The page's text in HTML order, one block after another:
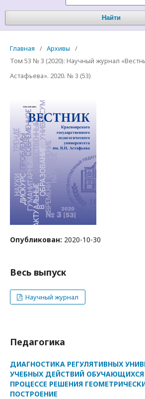
Найти
Главная / Архивы
/
Том 53 № 3 (2020): Научный журнал
Астафьева». 2020. № 3 (53)
Опубликован: 2020-10-30
Весь выпуск
Научный журнал
Педагогика
ДИАГНОСТИКА РЕГУЛЯТИВНЫХ
УЧЕБНЫХ ДЕЙСТВИЙ ОБУЧАЮЩИХСЯ
ПРОЦЕССЕ РЕШЕНИЯ
ПОСТРОЕНИЕ